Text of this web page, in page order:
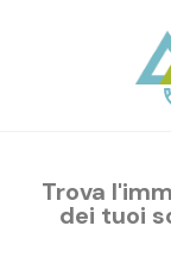
Trova
dei tuoi